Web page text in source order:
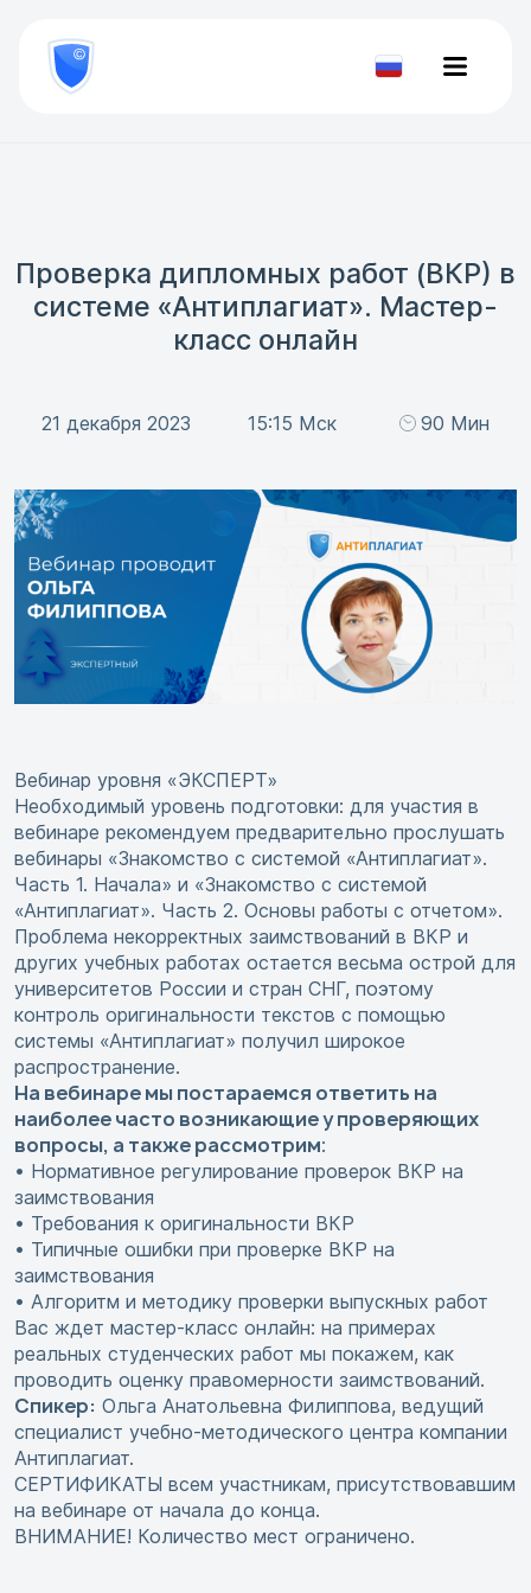
800
777-
81-Проверить
Проверка дипломных работ (ВКР) в
системе «Антиплагиат». Мастер-
класс онлайн
21 декабря 2023 15:15 Мск 90 Мин
Вебинар уровня «ЭКСПЕРТ»
Необходимый уровень подготовки: для участия в
вебинаре рекомендуем предварительно прослушать
вебинары «Знакомство с системой «Антиплагиат».
Часть 1. Начала» и «Знакомство с системой
«Антиплагиат». Часть 2. Основы работы с отчетом».
Проблема некорректных заимствований в ВКР и
других учебных работах остается весьма острой для
университетов России и стран СНГ, поэтому
контроль оригинальности текстов с помощью
системы «Антиплагиат» получил широкое
распространение.
На вебинаре мы постараемся ответить на
наиболее часто возникающие у проверяющих
вопросы, а также рассмотрим:
• Нормативное регулирование проверок ВКР на
заимствования
• Требования к оригинальности ВКР
• Типичные ошибки при проверке ВКР на
заимствования
• Алгоритм и методику проверки выпускных работ
Вас ждет мастер-класс онлайн: на примерах
реальных студенческих работ мы покажем, как
проводить оценку правомерности заимствований.
Спикер: Ольга Анатольевна Филиппова, ведущий
специалист учебно-методического центра компании
Антиплагиат.
СЕРТИФИКАТЫ всем участникам, присутствовавшим
на вебинаре от начала до конца.
ВНИМАНИЕ! Количество мест ограничено.